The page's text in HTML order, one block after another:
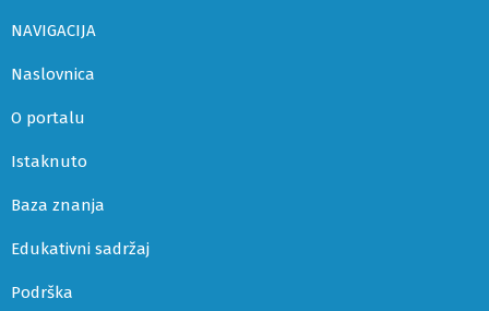
NAVIGACIJA
Naslovnica
O portalu
Istaknuto
Baza znanja
Edukativni sadržaj
Podrška